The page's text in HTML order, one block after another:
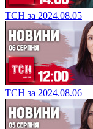
ТСН за 2024.08.05
ТСН за 2024.08.06